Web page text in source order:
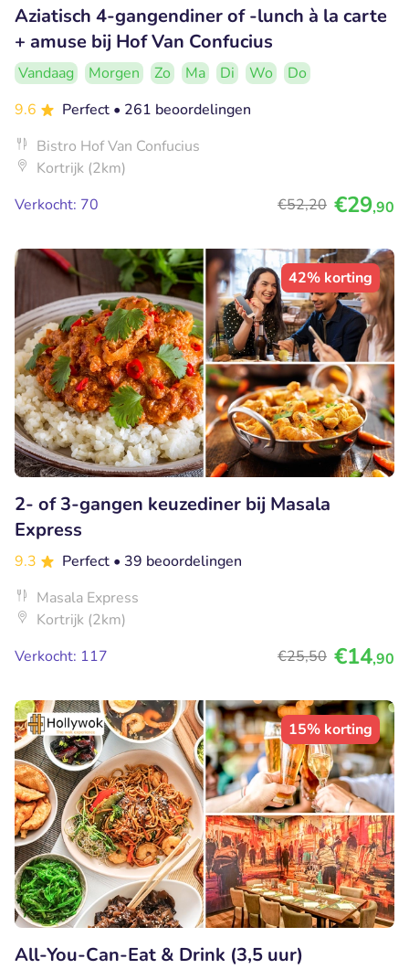
Aziatisch 4-gangendiner of -lunch à la carte
+ amuse bij Hof Van Confucius
Vandaag Morgen Zo Ma Di Wo
Do
9.6
Perfect • 261 beoordelingen
Bistro Hof Van Confucius
Kortrijk (2km)
Verkocht: 70
€52,20 €29,90
42% korting
2- of 3-gangen keuzediner bij Masala
Express
9.3 Perfect • 39 beoordelingen
Masala Express
Kortrijk (2km)
Verkocht: 117
€25,50 €14,90
15% korting
All-You-Can-Eat & Drink (3,5 uur)